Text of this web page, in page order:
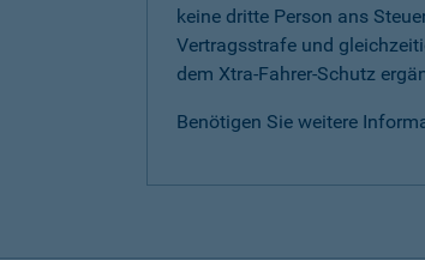
keine dritte Person ans
Vertragsstrafe und
dem Xtra-Fahrer-Schutz
Benötigen Sie weitere